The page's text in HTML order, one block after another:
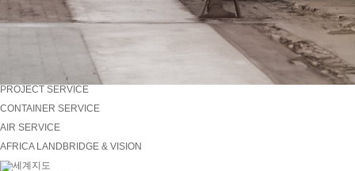
PROJECT SERVICE
CONTAINER SERVICE
AIR SERVICE
AFRICA LANDBRIDGE & VISION